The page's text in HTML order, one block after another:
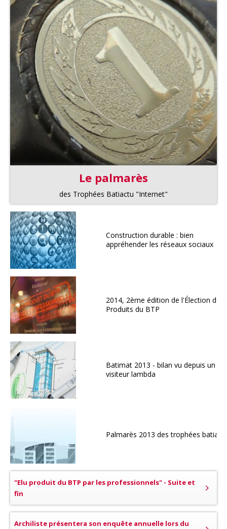
Le palmarès
des Trophées Batiactu "Internet"
Construction durable : bien
appréhender les réseaux sociaux
2014, 2ème édition de l'Élection des
Produits du BTP
Batimat 2013 - bilan vu depuis un
visiteur lambda
Palmarès 2013 des trophées
"Elu produit du BTP par les professionnels" - Suite et
fin
Archiliste présentera son enquête annuelle lors du